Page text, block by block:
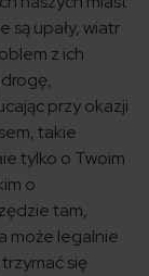
są upały, wiatr
z ich
przy okazji
takie
tylko o Twoim
o
tam,
może legalnie
się